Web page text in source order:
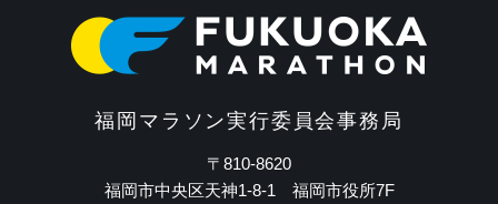
福岡マラソン実行委員会事務局
〒810-8620
福岡市中央区天神1-8-1 福岡市役所7F